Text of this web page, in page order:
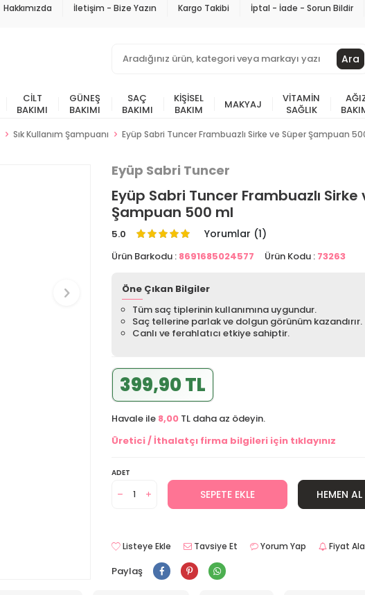
Hakkımızda İletişim - Bize Yazın Kargo Takibi İptal - İade - Sorun Bildir
Ara
CILT
BAKIMI
GÜNEŞ
BAKIMI
SAÇ
BAKIMI
KIŞISEL
BAKIM
MAKYAJ
VITAMIN
SAĞLIK
Sık Kullanım Şampuanı Eyüp Sabri Tuncer Frambuazlı Sirke ve Süper Şampuan
Eyüp Sabri Tuncer
Eyüp Sabri Tuncer Frambuazlı Sirke
Şampuan 500 ml
5.0 Yorumlar (1)
Ürün Barkodu : 8691685024577 Ürün Kodu : 73263
Öne Çıkan Bilgiler
Tüm saç tiplerinin kullanımına uygundur.
Saç tellerine parlak ve dolgun görünüm kazandırır.
Canlı ve ferahlatıcı etkiye sahiptir.
399,90 TL
Havale ile 8,00 TL daha az ödeyin.
Üretici / İthalatçı firma bilgileri için tıklayınız
ADET
SEPETE EKLE HEMEN AL
Listeye Ekle Tavsiye Et Yorum Yap Fiyat
Paylaş